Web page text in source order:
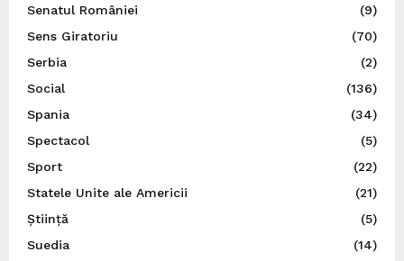
Senatul României
(9)
Sens Giratoriu
(70)
Serbia
(2)
Social
(136)
Spania
(34)
Spectacol
(5)
Sport
(22)
Statele Unite ale Americii
(21)
Știință
(5)
Suedia
(14)